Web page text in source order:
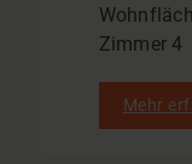
Zimmer 4
Mehr